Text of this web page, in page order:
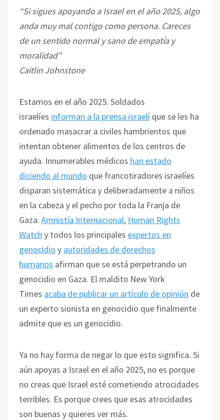
“Si sigues apoyando a Israel en el año 2025, algo
anda muy mal contigo como persona. Careces
de un sentido normal y sano de empatía y
moralidad”
Caitlin Johnstone
Estamos en el año 2025. Soldados
israelíes informan a la prensa israelíque se les ha
ordenado masacrar a civiles hambrientos que
intentan obtener alimentos de los centros de
ayuda. Innumerables médicos han estado
diciendo al mundo que francotiradores israelíes
disparan sistemática y deliberadamente a niños
en la cabeza y el pecho por toda la Franja de
Gaza. Amnistía Internacional, Human Rights
Watch y todos los principales expertos en
genocidio y autoridades de derechos
humanos afirman que se está perpetrando un
genocidio en Gaza. El maldito New York
Times acaba de publicar un artículo de opinión de
un experto sionista en genocidio que finalmente
admite que es un genocidio.
Ya no hay forma de negar lo que esto significa. Si
aún apoyas a Israel en el año 2025, no es porque
no creas que Israel esté cometiendo atrocidades
terribles. Es porque crees que esas atrocidades
son buenas y quieres ver más.